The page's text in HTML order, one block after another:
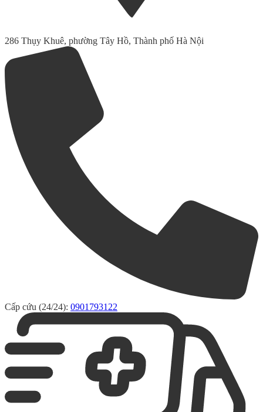
286 Thụy Khuê, phường Tây Hồ, Thành phố Hà Nội
Cấp cứu (24/24): 0901793122